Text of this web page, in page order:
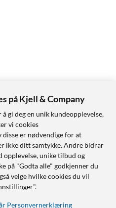
på Kjell & Company
gi deg en unik kundeopplevelse,
vi cookies
disse er nødvendige for at
ikke ditt samtykke. Andre bidrar
opplevelse, unike tilbud og
på "Godta alle" godkjenner du
velge hvilke cookies du vil
Personvernerklæring